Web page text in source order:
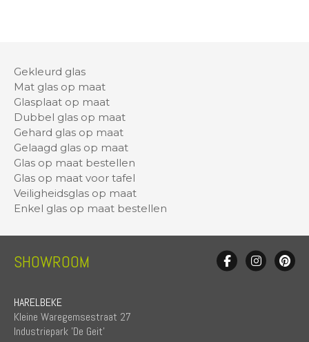
Gekleurd glas
Mat glas op maat
Glasplaat op maat
Dubbel glas op maat
Gehard glas op maat
Gelaagd glas op maat
Glas op maat bestellen
Glas op maat voor tafel
Veiligheidsglas op maat
Enkel glas op maat bestellen
SHOWROOM
HARELBEKE
Kleine Waregemsestraat 27
Industriepark 'De Geit'